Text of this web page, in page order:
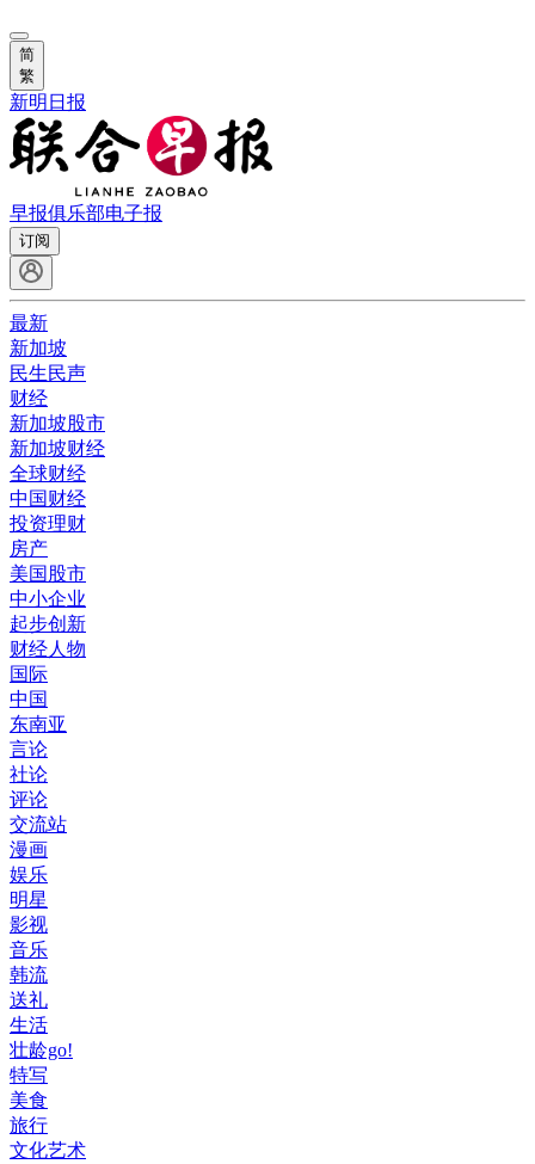
简
繁
新明日报
早报俱乐部电子报
订阅
最新
新加坡
民生民声
财经
新加坡股市
新加坡财经
全球财经
中国财经
投资理财
房产
美国股市
中小企业
起步创新
财经人物
国际
中国
东南亚
言论
社论
评论
交流站
漫画
娱乐
明星
影视
音乐
韩流
送礼
生活
壮龄go!
特写
美食
旅行
文化艺术